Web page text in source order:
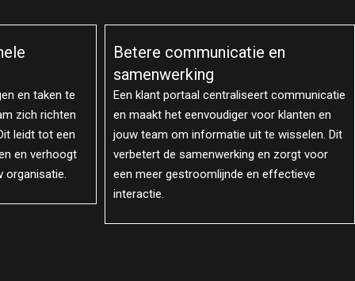
en
communicatie
klanten en
wisselen. Dit
zorgt voor
effectieve
Verbeterde klanttevredenheid
Een klant portaal biedt klanten 24/7 toegang
tot informatie en ondersteuning, waardoor
ze snel en efficiënt geholpen worden. Dit
verhoogt de tevredenheid en loyaliteit,
omdat klanten zich gewaardeerd en goed
ondersteund voelen.